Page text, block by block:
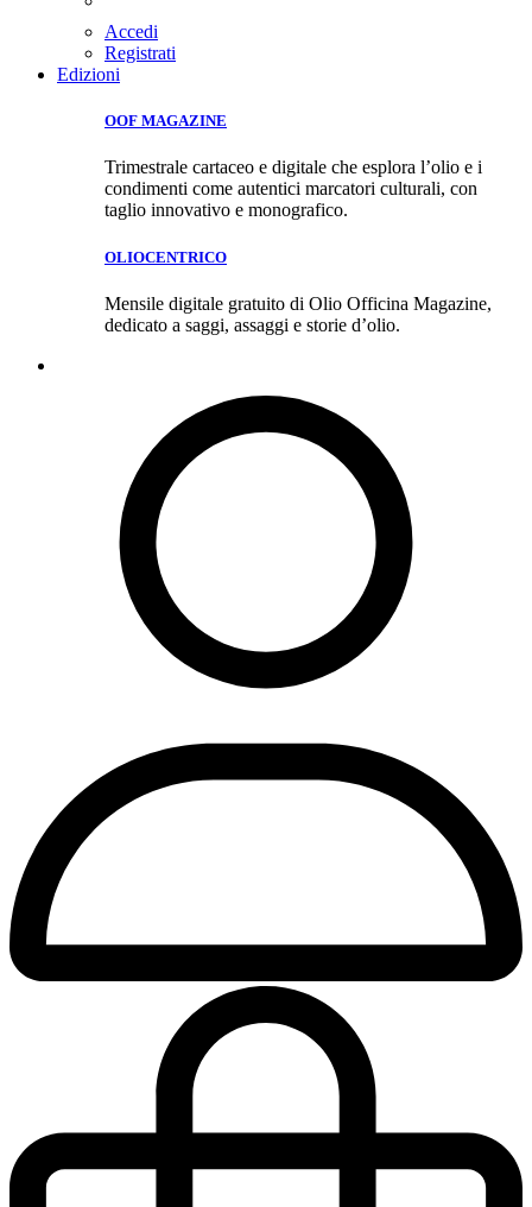
Accedi
Registrati
Edizioni
OOF MAGAZINE
Trimestrale cartaceo e digitale che esplora l’olio e i
condimenti come autentici marcatori culturali, con
taglio innovativo e monografico.
OLIOCENTRICO
Mensile digitale gratuito di Olio Officina Magazine,
dedicato a saggi, assaggi e storie d’olio.